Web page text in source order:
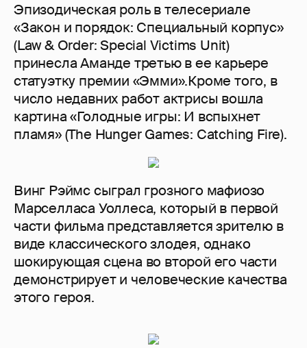
Эпизодическая роль в телесериале
«Закон и порядок: Специальный корпус»
(Law & Order: Special Victims Unit)
принесла Аманде третью в ее карьере
статуэтку премии «Эмми».Кроме того, в
число недавних работ актрисы вошла
картина «Голодные игры: И вспыхнет
пламя» (The Hunger Games: Catching Fire).
Винг Рэймс сыграл грозного мафиозо
Марселласа Уоллеса, который в первой
части фильма представляется зрителю в
виде классического злодея, однако
шокирующая сцена во второй его части
демонстрирует и человеческие качества
этого героя.